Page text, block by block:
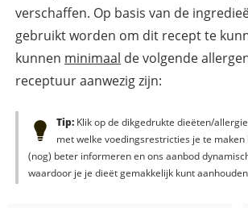
verschaffen. Op basis van de
gebruikt worden om dit recept te
kunnen minimaal de volgende
receptuur aanwezig zijn:
Tip:Klik op de dikgedrukte dieëten/
met welke voedingsrestricties je te maken
(nog) beter informeren en ons aanbod
waardoor je je dieët gemakkelijk kunt